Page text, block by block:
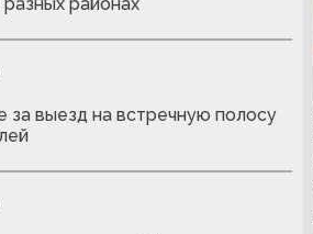
выезд на встречную полосу